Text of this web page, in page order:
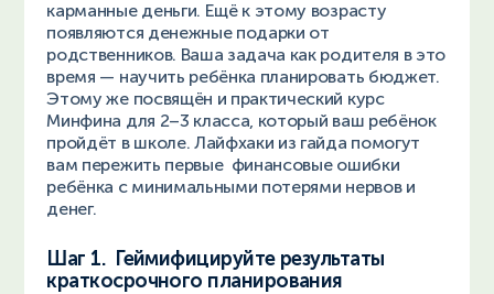
карманные деньги. Ещё к этому возрасту
появляются денежные подарки от
родственников. Ваша задача как родителя в это
время — научить ребёнка планировать бюджет.
Этому же посвящён и практический курс
Минфина для 2–3 класса, который ваш ребёнок
пройдёт в школе. Лайфхаки из гайда помогут
вам пережить первые финансовые ошибки
ребёнка с минимальными потерями нервов и
денег.
Шаг 1. Геймифицируйте результаты
краткосрочного планирования